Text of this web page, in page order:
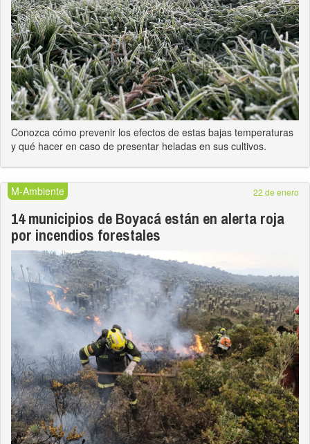
Conozca cómo prevenir los efectos de estas bajas temperaturas
y qué hacer en caso de presentar heladas en sus cultivos.
M-Ambiente 22 de enero
14 municipios de Boyacá están en alerta roja
por incendios forestales